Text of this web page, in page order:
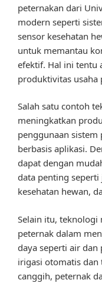
peternakan dari
modern seperti
sensor kesehatan
untuk memantau
efektif. Hal ini tentu
produktivitas usaha
Salah satu contoh
meningkatkan
penggunaan sistem
berbasis aplikasi.
dapat dengan
data penting
kesehatan hewan,
Selain itu, teknologi
peternak dalam
daya seperti air dan
irigasi otomatis dan
canggih, peternak